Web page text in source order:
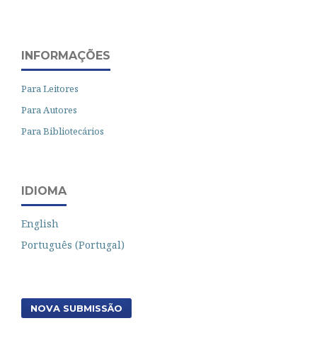
INFORMAÇÕES
Para Leitores
Para Autores
Para Bibliotecários
IDIOMA
English
Português (Portugal)
NOVA SUBMISSÃO